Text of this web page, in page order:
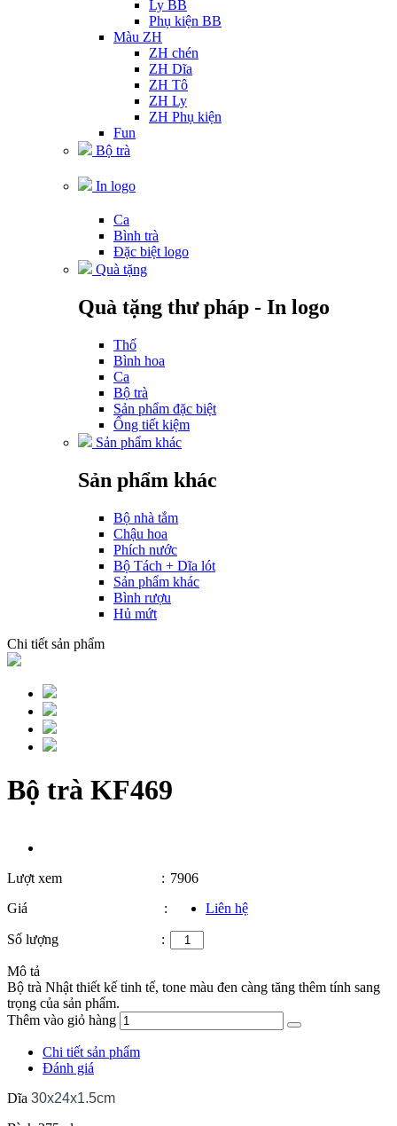
Ly BB
Phụ kiện BB
Màu ZH
ZH chén
ZH Dĩa
ZH Tô
ZH Ly
ZH Phụ kiện
Fun
Bộ trà
In logo
Ca
Bình trà
Đặc biệt logo
Quà tặng
Quà tặng thư pháp - In logo
Thố
Bình hoa
Ca
Bộ trà
Sản phẩm đặc biệt
Ống tiết kiệm
Sản phẩm khác
Sản phẩm khác
Bộ nhà tắm
Chậu hoa
Phích nước
Bộ Tách + Dĩa lót
Sản phẩm khác
Bình rượu
Hủ mứt
Chi tiết sản phẩm
Bộ trà KF469
Lượt xem : 7906
Giá
: Liên hệ
Số lượng :
Mô tả
Bộ trà Nhật thiết kế tinh tế, tone màu đen càng tăng thêm tính sang
trọng của sản phẩm.
Thêm vào giỏ hàng
Chi tiết sản phẩm
Đánh giá
Dĩa 30x24x1.5cm